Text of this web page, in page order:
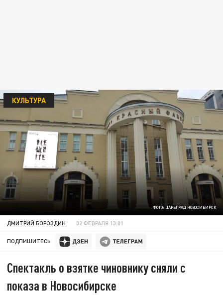
ФОТО: ЦАРЬГРАД НОВОСИБИРСК
КУЛЬТУРА
ДМИТРИЙ БОРОЗДИН 02 ФЕВРАЛЯ 13:01
ПОДПИШИТЕСЬ:
Спектакль о взятке чиновнику сняли с
показа в Новосибирске